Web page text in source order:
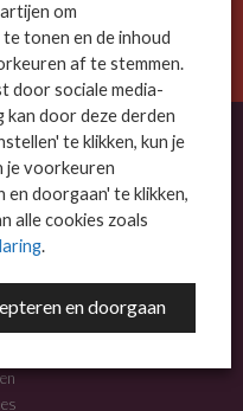
AANMELDEN
dienstverleners met MKB-focus.
om
tonen en de inhoud
af te stemmen.
door sociale media-
door deze derden
te klikken, kun je
je voorkeuren
doorgaan' te klikken,
alle cookies zoals
.
en doorgaan